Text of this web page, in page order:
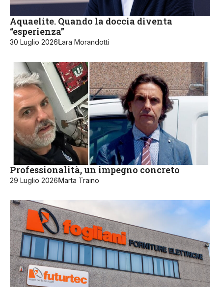
Aquaelite. Quando la doccia diventa
“esperienza”
30 Luglio 2026Lara Morandotti
Professionalità, un impegno concreto
29 Luglio 2026Marta Traino